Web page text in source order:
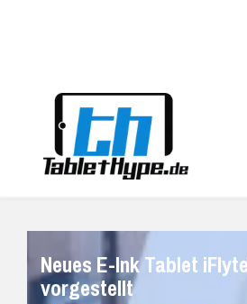
Neues E-Ink Tablet
vorgestellt